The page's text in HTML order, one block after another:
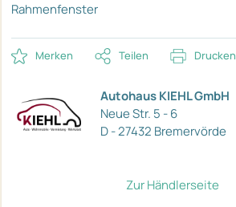
Rahmenfenster
Merken Teilen Drucken
Autohaus KIEHL GmbH
Neue Str. 5 - 6
D - 27432 Bremervörde
Zur Händlerseite